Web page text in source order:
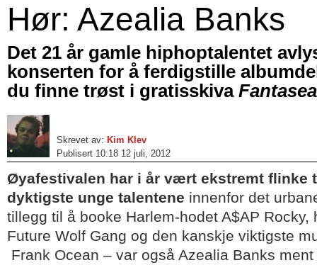
Hør: Azealia Banks
Det 21 år gamle hiphoptalentet
konserten for å ferdigstille
du finne trøst i gratisskiva Fantasea
Skrevet av: Kim Klev
Publisert 10:18 12 juli, 2012
Øyafestivalen har i år vært ekstremt flinke
dyktigste unge talentene innenfor det
tillegg til å booke Harlem-hodet A$AP Rocky,
Future Wolf Gang og den kanskje viktigste
Frank Ocean – var også Azealia Banks